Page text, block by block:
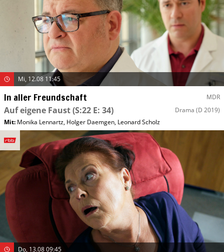
Mi, 12.08 11:45
In aller Freundschaft MDR
Auf eigene Faust(S:22 E: 34) Drama (D 2019)
Mit: Monika Lennartz, Holger Daemgen, Leonard Scholz
Do, 13.08 09:45